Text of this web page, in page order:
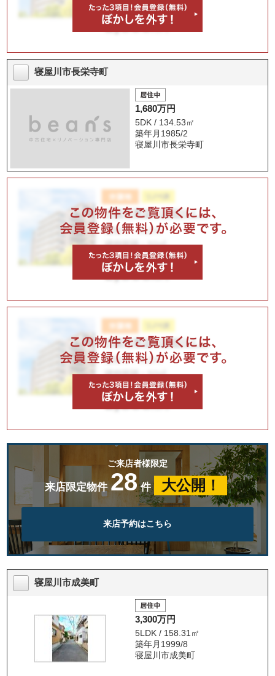
寝屋川市長栄寺町
1,680万円
5DK / 134.53㎡
築年月1985/2
寝屋川市長栄寺町
ご来店者様限定
来店限定物件 28 件 大公開！
来店予約はこちら
寝屋川市成美町
3,300万円
5LDK / 158.31㎡
築年月1999/8
寝屋川市成美町